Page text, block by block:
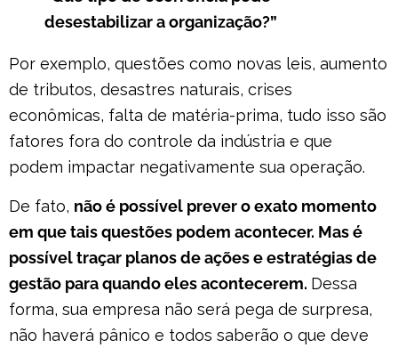
desestabilizar a organização?”
Por exemplo, questões como novas leis, aumento
de tributos, desastres naturais, crises
econômicas, falta de matéria-prima, tudo isso são
fatores fora do controle da indústria e que
podem impactar negativamente sua operação.
De fato, não é possível prever o exato momento
em que tais questões podem acontecer. Mas é
possível traçar planos de ações e estratégias de
gestão para quando eles acontecerem. Dessa
forma, sua empresa não será pega de surpresa,
não haverá pânico e todos saberão o que deve